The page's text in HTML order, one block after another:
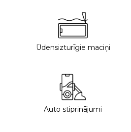
Ūdensizturīgie maciņi
Auto stiprinājumi